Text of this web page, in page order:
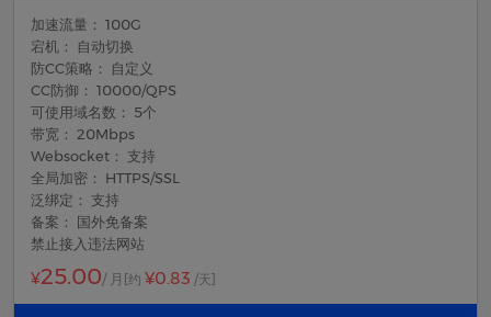
加速流量： 100G
宕机： 自动切换
防CC策略： 自定义
CC防御： 10000/QPS
可使用域名数： 5个
带宽： 20Mbps
Websocket： 支持
全局加密： HTTPS/SSL
泛绑定： 支持
备案： 国外免备案
禁止接入违法网站
¥25.00/ 月 [约 ¥0.83 /天]